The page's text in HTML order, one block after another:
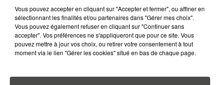
6 août 2026
MÉGOTS ET FEUX DE FORÊT : LES
INDUSTRIELS DU TABAC BIENTÔT
TAXÉS...
CANICULE : POURQUOI LES
Vous pouvez accepter en cliquant sur "Accepter et fermer", ou affiner en
sélectionnant les finalités et/ou partenaires dans "Gérer mes choix".
Vous pouvez également refuser en cliquant sur "Continuer sans
accepter". Vos préférences ne s'appliqueront que pour ce site. Vous
pouvez mettre à jour vos choix, ou retirer votre consentement à tout
moment via le lien "Gérer les cookies" situé en bas de chaque page.